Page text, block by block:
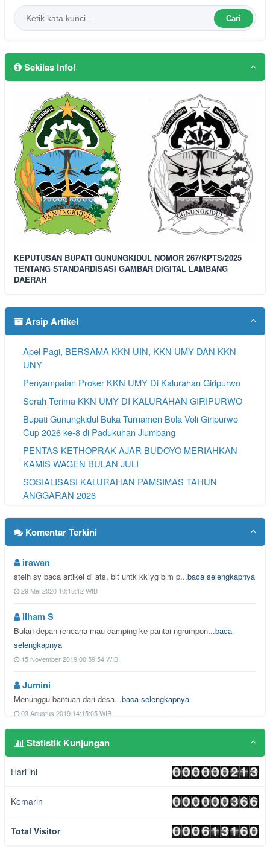
Cari
Sekilas Info!
KEPUTUSAN BUPATI GUNUNGKIDUL NOMOR 267/KPTS/2025
TENTANG STANDARDISASI GAMBAR DIGITAL LAMBANG
DAERAH
Arsip Artikel
Apel Pagi, BERSAMA KKN UIN, KKN UMY DAN KKN
UNY
Penyampaian Proker KKN UMY Di Kalurahan Giripurwo
Serah Terima KKN UMY DI KALURAHAN GIRIPURWO
Bupati Gunungkidul Buka Turnamen Bola Voli Giripurwo
Cup 2026 ke-8 di Padukuhan Jlumbang
PENTAS KETHOPRAK AJAR BUDOYO MERIAHKAN
KAMIS WAGEN BULAN JULI
SOSIALISASI KALURAHAN PAMSIMAS TAHUN
ANGGARAN 2026
Komentar Terkini
irawan
stelh sy baca artikel di ats, blt untk kk yg blm p...baca selengkapnya
29 Mei 2020 10:18:12 WIB
Ilham S
Bulan depan rencana mau camping ke pantai ngrumpon...baca
selengkapnya
15 November 2019 00:59:54 WIB
Jumini
Menunggu bantuan dari desa...baca selengkapnya
03 Agustus 2019 14:15:05 WIB
Dheemaspram
selengkapnya
pandak kidul
selengkapnya
Statistik Kunjungan
Hari ini
Kemarin
Total Visitor